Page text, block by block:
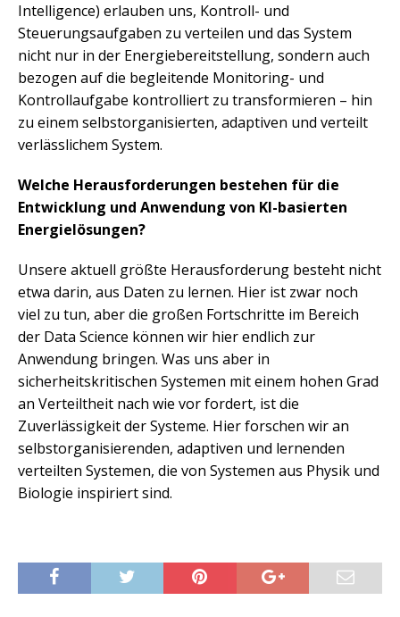
Intelligence) erlauben uns, Kontroll- und
Steuerungsaufgaben zu verteilen und das System
nicht nur in der Energiebereitstellung, sondern auch
bezogen auf die begleitende Monitoring- und
Kontrollaufgabe kontrolliert zu transformieren – hin
zu einem selbstorganisierten, adaptiven und verteilt
verlässlichem System.
Welche Herausforderungen bestehen für die
Entwicklung und Anwendung von KI-basierten
Energielösungen?
Unsere aktuell größte Herausforderung besteht nicht
etwa darin, aus Daten zu lernen. Hier ist zwar noch
viel zu tun, aber die großen Fortschritte im Bereich
der Data Science können wir hier endlich zur
Anwendung bringen. Was uns aber in
sicherheitskritischen Systemen mit einem hohen Grad
an Verteiltheit nach wie vor fordert, ist die
Zuverlässigkeit der Systeme. Hier forschen wir an
selbstorganisierenden, adaptiven und lernenden
verteilten Systemen, die von Systemen aus Physik und
Biologie inspiriert sind.